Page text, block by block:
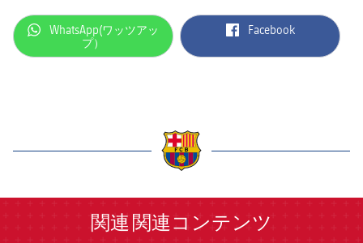
label.aria.whatsapp
WhatsApp(ワッツアッ
プ）
label.aria.facebook
Facebook
関連 関連コンテンツ